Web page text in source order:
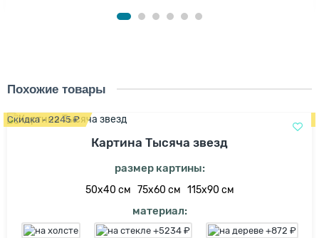
Похожие товары
Скидка - 2245 ₽
Картина Тысяча звезд
размер картины:
50х40 см 75х60 см 115х90 см
материал: